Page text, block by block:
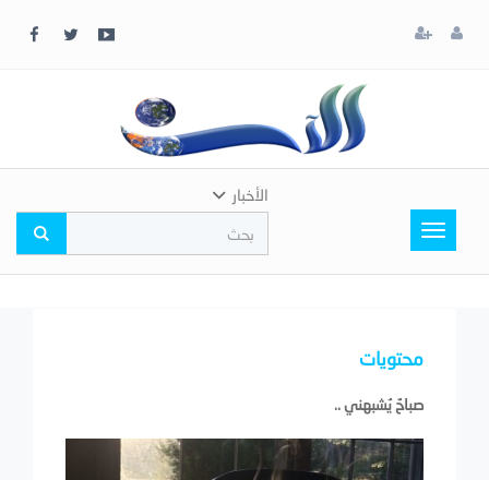
Toggle
navigation
الأخبار
محتويات
صباحٌ يُشبهني ..